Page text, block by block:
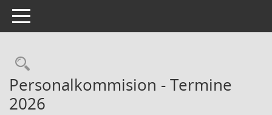
Toggle navigation
Rechercheauswahl
Personalkommision - Termine
2026